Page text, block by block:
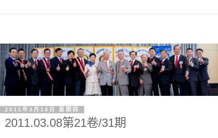
2011年3月10日 星期四
2011.03.08第21卷/31期